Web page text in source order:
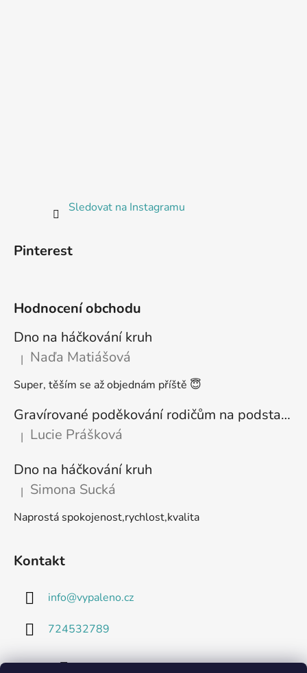
Sledovat na Instagramu
Pinterest
Hodnocení obchodu
Dno na háčkování kruh
Hodnocení produktu je 5 z 5 hvězdiček.
| Naďa Matiášová
Super, těším se až objednám příště 😇
Gravírované poděkování rodičům na podstavci
Hodnocení produktu je 5 z 5 hvězdiček.
| Lucie Prášková
Dno na háčkování kruh
Hodnocení produktu je 5 z 5 hvězdiček.
| Simona Sucká
Naprostá spokojenost,rychlost,kvalita
Kontakt
info@vypaleno.cz
724532789